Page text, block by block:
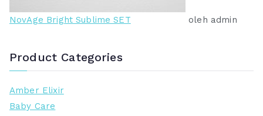
NovAge Bright Sublime SET oleh admin
Product Categories
Amber Elixir
Baby Care